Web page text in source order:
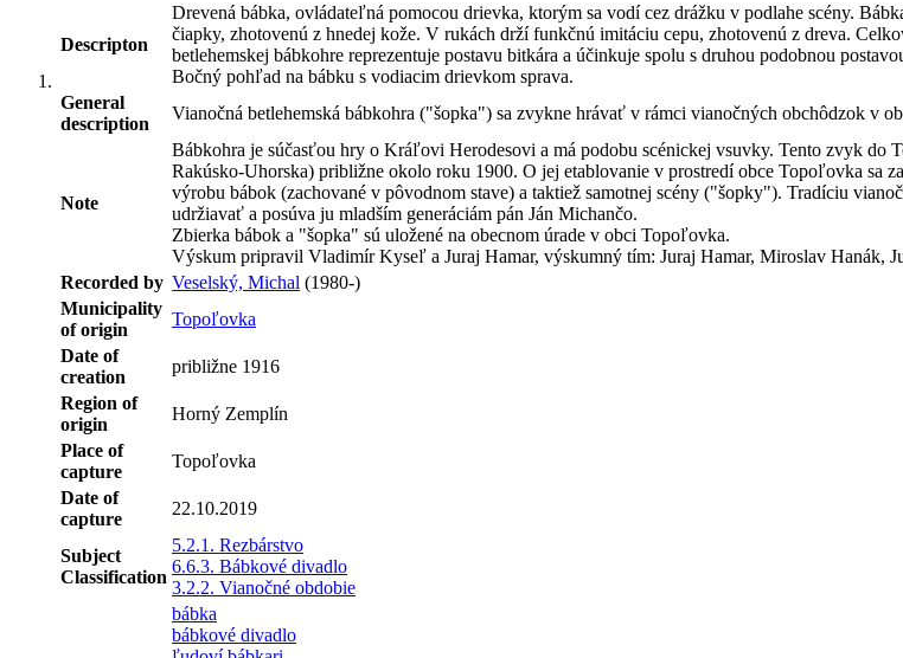
Descripton
Drevená bábka, ovládateľná pomocou drievka, ktorým sa vodí cez drážku v podlahe scény.
čiapky, zhotovenú z hnedej kože. V rukách drží funkčnú imitáciu cepu, zhotovenú z dreva.
betlehemskej bábkohre reprezentuje postavu bitkára a účinkuje spolu s druhou podobnou
Bočný pohľad na bábku s vodiacim drievkom sprava.
General
description
Vianočná betlehemská bábkohra ("šopka") sa zvykne hrávať v rámci vianočných obchôdzok v
Note
Bábkohra je súčasťou hry o Kráľovi Herodesovi a má podobu scénickej vsuvky. Tento zvyk
Rakúsko-Uhorska) približne okolo roku 1900. O jej etablovanie v prostredí obce Topoľovka
výrobu bábok (zachované v pôvodnom stave) a taktiež samotnej scény ("šopky"). Tradíciu
udržiavať a posúva ju mladším generáciám pán Ján Michančo.
Zbierka bábok a "šopka" sú uložené na obecnom úrade v obci Topoľovka.
Výskum pripravil Vladimír Kyseľ a Juraj Hamar, výskumný tím: Juraj Hamar, Miroslav Hanák,
Recorded by Veselský, Michal (1980-)
Municipality
of origin
Topoľovka
Date of
creation
približne 1916
Region of
origin
Horný Zemplín
Place of
capture
Topoľovka
Date of
capture
22.10.2019
Subject
Classification
5.2.1. Rezbárstvo
6.6.3. Bábkové divadlo
3.2.2. Vianočné obdobie
bábka
bábkové divadlo